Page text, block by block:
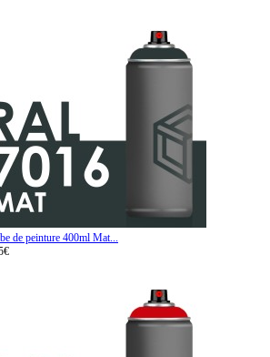
de peinture 400ml Mat...